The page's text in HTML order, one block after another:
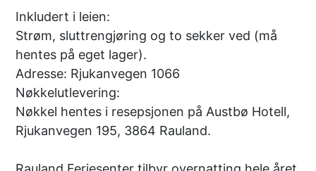
Inkludert i leien:
Strøm, sluttrengjøring og to sekker ved (må
hentes på eget lager).
Adresse: Rjukanvegen 1066
Nøkkelutlevering:
Nøkkel hentes i resepsjonen på Austbø Hotell,
Rjukanvegen 195, 3864 Rauland.